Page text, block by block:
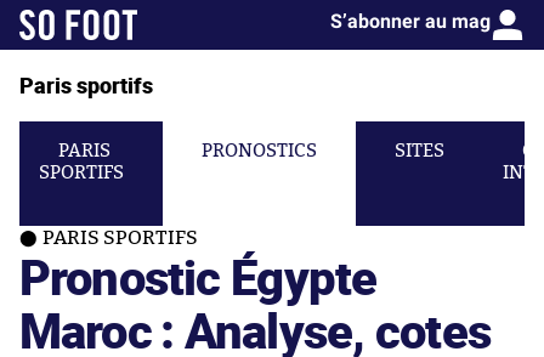
S’abonner au mag
Paris sportifs
PARIS
SPORTIFS
PRONOSTICS SITES
PARIS SPORTIFS
Pronostic Égypte
Maroc : Analyse, cotes